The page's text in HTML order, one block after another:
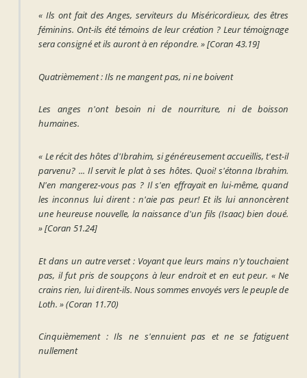
« Ils ont fait des Anges, serviteurs du Miséricordieux, des êtres
féminins. Ont-ils été témoins de leur création ? Leur témoignage
sera consigné et ils auront à en répondre. »[Coran 43.19]
Quatrièmement : Ils ne mangent pas, ni ne boivent
Les anges n'ont besoin ni de nourriture, ni de boisson
humaines.
« Le récit des hôtes d'Ibrahim, si généreusement accueillis, t'est-il
parvenu? ... Il servit le plat à ses hôtes. Quoi! s'étonna Ibrahim.
N'en mangerez-vous pas ? Il s'en effrayait en lui-même, quand
les inconnus lui dirent : n'aie pas peur! Et ils lui annoncèrent
une heureuse nouvelle, la naissance d'un fils (Isaac) bien doué.
»[Coran 51.24]
Et dans un autre verset :Voyant que leurs mains n'y touchaient
pas, il fut pris de soupçons à leur endroit et en eut peur. « Ne
crains rien, lui dirent-ils. Nous sommes envoyés vers le peuple de
Loth. »(Coran 11.70)
Cinquièmement : Ils ne s'ennuient pas et ne se fatiguent
nullement